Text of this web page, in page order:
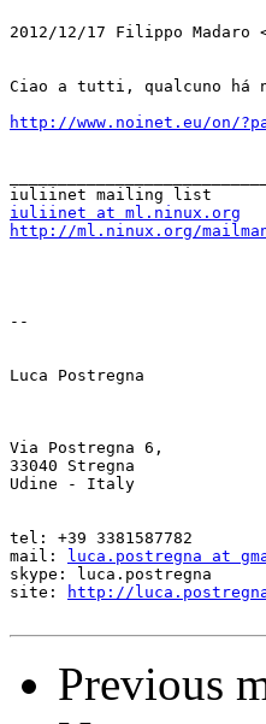
2012/12/17 Filippo Madaro
Ciao a tutti, qualcuno há
http://www.noinet.eu/on/
iuliinet at ml.ninux.org
http://ml.ninux.org/
--
Luca Postregna
Via Postregna 6,
33040 Stregna
Udine - Italy
tel: +39 3381587782
mail:
luca.postregna at
skype: luca.postregna
site:
http://
Previous